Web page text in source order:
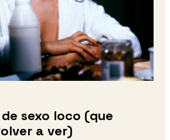
sexo loco (que
a ver)